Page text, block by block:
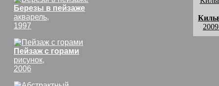
Березы в пейзаже
акварель,
1997
Пейзаж с горами
рисунок,
2006